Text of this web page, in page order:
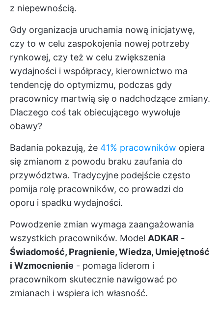
z niepewnością.
Gdy organizacja uruchamia nową inicjatywę,
czy to w celu zaspokojenia nowej potrzeby
rynkowej, czy też w celu zwiększenia
wydajności i współpracy, kierownictwo ma
tendencję do optymizmu, podczas gdy
pracownicy martwią się o nadchodzące zmiany.
Dlaczego coś tak obiecującego wywołuje
obawy?
Badania pokazują, że 41% pracowników opiera
się zmianom z powodu braku zaufania do
przywództwa. Tradycyjne podejście często
pomija rolę pracowników, co prowadzi do
oporu i spadku wydajności.
Powodzenie zmian wymaga zaangażowania
wszystkich pracowników. Model ADKAR -
Świadomość, Pragnienie, Wiedza, Umiejętność
i Wzmocnienie - pomaga liderom i
pracownikom skutecznie nawigować po
zmianach i wspiera ich własność.